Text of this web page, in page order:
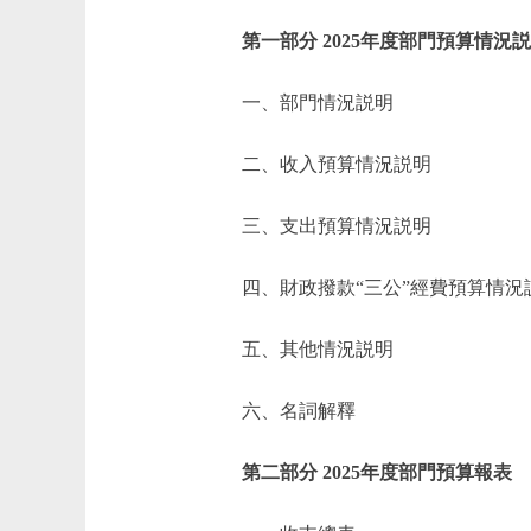
第一部分 2025年度部門預算情況
一、部門情況説明
二、收入預算情況説明
三、支出預算情況説明
四、財政撥款“三公”經費預算情況
五、其他情況説明
六、名詞解釋
第二部分 2025年度部門預算報表